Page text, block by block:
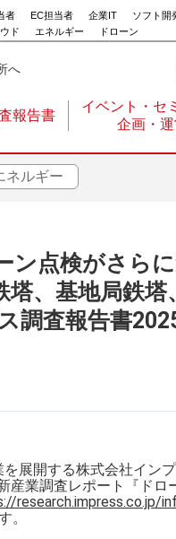
者 EC担当者 企業IT ソフト開
ド
エネルギー ドローン
へ
報告書
イベント・セ
企画・
ネルギー
ン点検がさら
、基地局鉄塔
調査報告書
展開する株式会社イン
産業調査レポート『ドロ
research.impress.co.jp/
。